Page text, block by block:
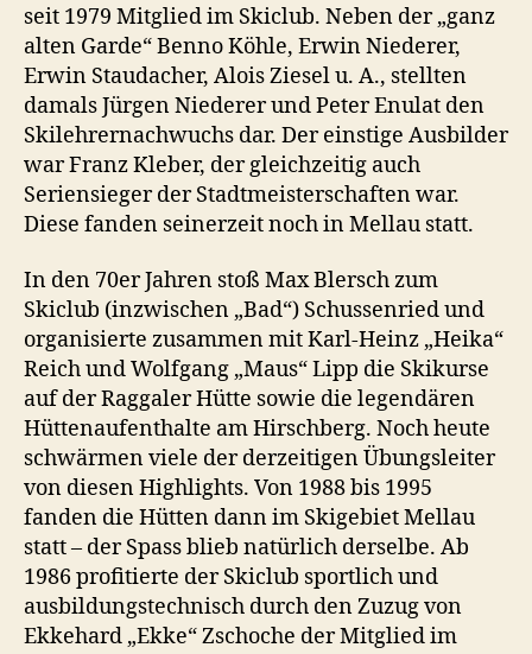
seit 1979 Mitglied im Skiclub. Neben der „ganz
alten Garde“ Benno Köhle, Erwin Niederer,
Erwin Staudacher, Alois Ziesel u. A., stellten
damals Jürgen Niederer und Peter Enulat den
Skilehrernachwuchs dar. Der einstige Ausbilder
war Franz Kleber, der gleichzeitig auch
Seriensieger der Stadtmeisterschaften war.
Diese fanden seinerzeit noch in Mellau statt.
In den 70er Jahren stoß Max Blersch zum
Skiclub (inzwischen „Bad“) Schussenried und
organisierte zusammen mit Karl-Heinz „Heika“
Reich und Wolfgang „Maus“ Lipp die Skikurse
auf der Raggaler Hütte sowie die legendären
Hüttenaufenthalte am Hirschberg. Noch heute
schwärmen viele der derzeitigen Übungsleiter
von diesen Highlights. Von 1988 bis 1995
fanden die Hütten dann im Skigebiet Mellau
statt – der Spass blieb natürlich derselbe. Ab
1986 profitierte der Skiclub sportlich und
ausbildungstechnisch durch den Zuzug von
Ekkehard „Ekke“ Zschoche der Mitglied im